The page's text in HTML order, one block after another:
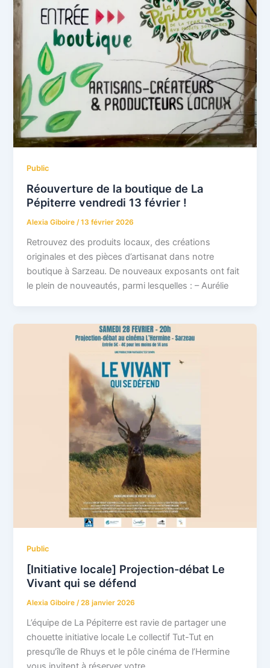
Public
Réouverture de la boutique de La
Pépiterre vendredi 13 février !
Alexia Giboire/13 février 2026
Retrouvez des produits locaux, des créations
originales et des pièces d’artisanat dans notre
boutique à Sarzeau. De nouveaux exposants ont fait
le plein de nouveautés, parmi lesquelles : – Aurélie
Public
[Initiative locale] Projection-débat Le
Vivant qui se défend
Alexia Giboire/28 janvier 2026
L’équipe de La Pépiterre est ravie de partager une
chouette initiative locale Le collectif Tut-Tut en
presqu’île de Rhuys et le pôle cinéma de l’Hermine